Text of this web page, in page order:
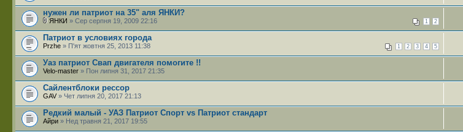
нужен ли патриот на 35" аля ЯНКИ?
1 2
ЯНКИ » Сер серпня 19, 2009 22:16
Патриот в условиях города
1 2 3 4 5
Przhe » П'ят жовтня 25, 2013 11:38
Уаз патриот Свап двигателя помогите !!
Velo-master » Пон липня 31, 2017 21:35
Сайлентблоки рессор
GAV » Чет липня 20, 2017 21:13
Редкий малый - УАЗ Патриот Спорт vs Патриот стандарт
Айри » Нед травня 21, 2017 19:55